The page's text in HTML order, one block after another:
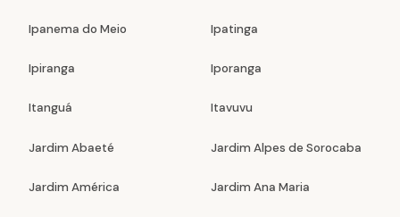
Ipanema do Meio Ipatinga
Ipiranga Iporanga
Itanguá Itavuvu
Jardim Abaeté Jardim Alpes de Sorocaba
Jardim América Jardim Ana Maria